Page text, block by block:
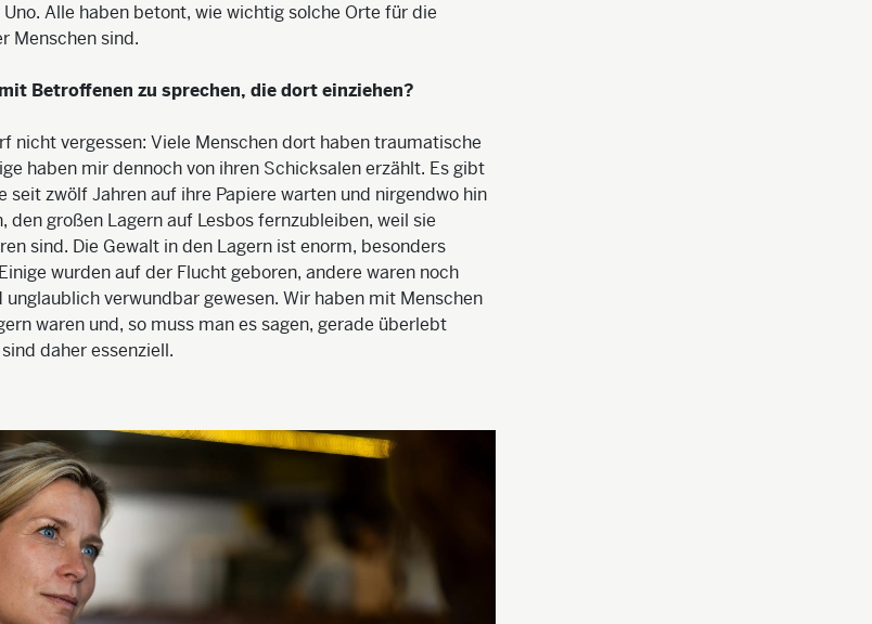
Alle haben betont, wie wichtig solche Orte für die
Menschen sind.
Betroffenen zu sprechen, die dort einziehen?
nicht vergessen: Viele Menschen dort haben traumatische
haben mir dennoch von ihren Schicksalen erzählt. Es gibt
seit zwölf Jahren auf ihre Papiere warten und nirgendwo hin
den großen Lagern auf Lesbos fernzubleiben, weil sie
sind. Die Gewalt in den Lagern ist enorm, besonders
wurden auf der Flucht geboren, andere waren noch
verwundbar gewesen. Wir haben mit Menschen
waren und, so muss man es sagen, gerade überlebt
daher essenziell.